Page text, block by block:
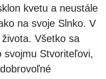
kvetu a neustále
na svoje Slnko. V
Všetko sa
svojmu Stvoriteľovi,